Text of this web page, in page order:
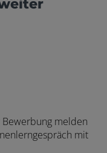
Bewerbung melden
mit